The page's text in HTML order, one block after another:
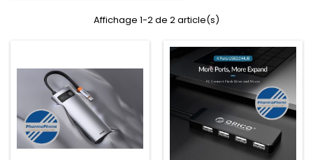
Affichage 1-2 de 2 article(s)